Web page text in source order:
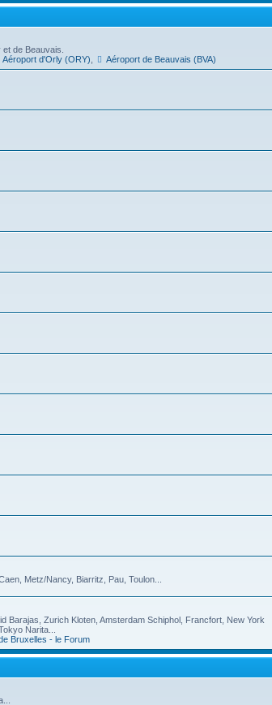
de Beauvais.
Aéroport d'Orly (ORY) Aéroport de Beauvais (BVA)
Metz/Nancy, Biarritz, Pau, Toulon...
Barajas, Zurich Kloten, Amsterdam Schiphol, Francfort, New York
Narita...
Bruxelles - le Forum